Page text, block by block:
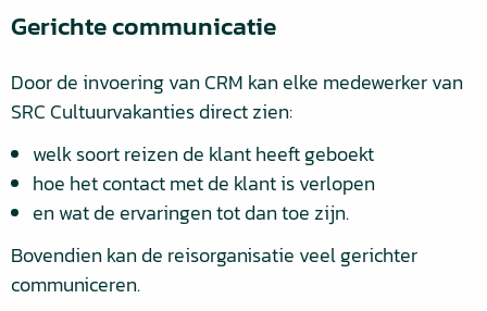
Gerichte communicatie
Door de invoering van CRM kan elke medewerker van
SRC Cultuurvakanties direct zien:
welk soort reizen de klant heeft geboekt
hoe het contact met de klant is verlopen
en wat de ervaringen tot dan toe zijn.
Bovendien kan de reisorganisatie veel gerichter
communiceren.